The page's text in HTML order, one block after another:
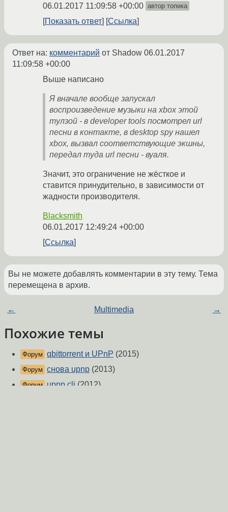
06.01.2017 11:09:58 +00:00 автор топика
Показать ответ Ссылка
Ответ на: комментарий от Shadow 06.01.2017
11:09:58 +00:00
Выше написано
Я вначале вообще запускал
воспроизведение музыки на xbox этой
тулзой - в developer tools посмотрел url
песни в контакте, в desktop spy нашел
xbox, вызвал соответствующие экшны,
передал туда url песни - вуаля.
Значит, это ограничение не жёсткое и
ставится принудительно, в зависимости от
жадности производителя.
Blacksmith
06.01.2017 12:49:24 +00:00
Ссылка
Вы не можете добавлять комментарии в эту тему. Тема
перемещена в архив.
← Multimedia →
Похожие темы
Форум qbittorrent и UPnP (2015)
Форум снова upnp (2013)
Форум upnp cli (2012)